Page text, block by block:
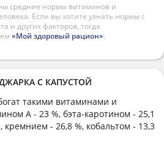
средние нормы витаминов и
Если вы хотите узнать нормы с
и других факторов, тогда
«Мой здоровый рацион».
С КАПУСТОЙ
такими витаминами и
А - 23 %, бэта-каротином - 25,1
кремнием - 26,8 %, кобальтом - 13,3